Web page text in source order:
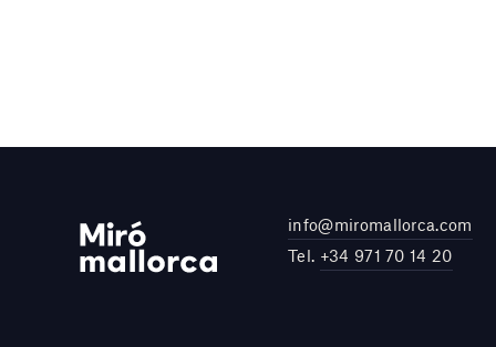
info@miromallorca.com
Tel. +34 971 70 14 20